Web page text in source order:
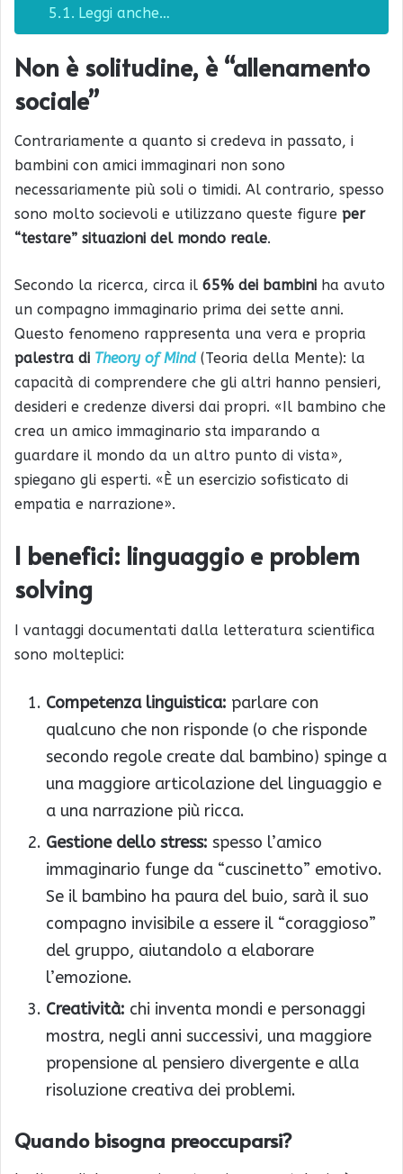
Leggi anche…
Non è solitudine, è “allenamento
sociale”
Contrariamente a quanto si credeva in passato, i
bambini con amici immaginari non sono
necessariamente più soli o timidi. Al contrario, spesso
sono molto socievoli e utilizzano queste figure per
“testare” situazioni del mondo reale.
Secondo la ricerca, circa il 65% dei bambini ha avuto
un compagno immaginario prima dei sette anni.
Questo fenomeno rappresenta una vera e propria
palestra di Theory of Mind (Teoria della Mente): la
capacità di comprendere che gli altri hanno pensieri,
desideri e credenze diversi dai propri. «Il bambino che
crea un amico immaginario sta imparando a
guardare il mondo da un altro punto di vista»,
spiegano gli esperti. «È un esercizio sofisticato di
empatia e narrazione».
I benefici: linguaggio e problem
solving
I vantaggi documentati dalla letteratura scientifica
sono molteplici:
Competenza linguistica: parlare con
qualcuno che non risponde (o che risponde
secondo regole create dal bambino) spinge a
una maggiore articolazione del linguaggio e
a una narrazione più ricca.
Gestione dello stress: spesso l’amico
immaginario funge da “cuscinetto” emotivo.
Se il bambino ha paura del buio, sarà il suo
compagno invisibile a essere il “coraggioso”
del gruppo, aiutandolo a elaborare
l’emozione.
Creatività: chi inventa mondi e personaggi
mostra, negli anni successivi, una maggiore
propensione al pensiero divergente e alla
risoluzione creativa dei problemi.
Quando bisogna preoccuparsi?